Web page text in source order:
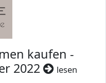
kaufen -
2022
lesen